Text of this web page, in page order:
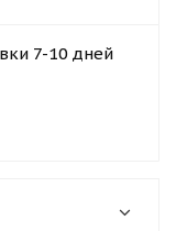
7-10 дней